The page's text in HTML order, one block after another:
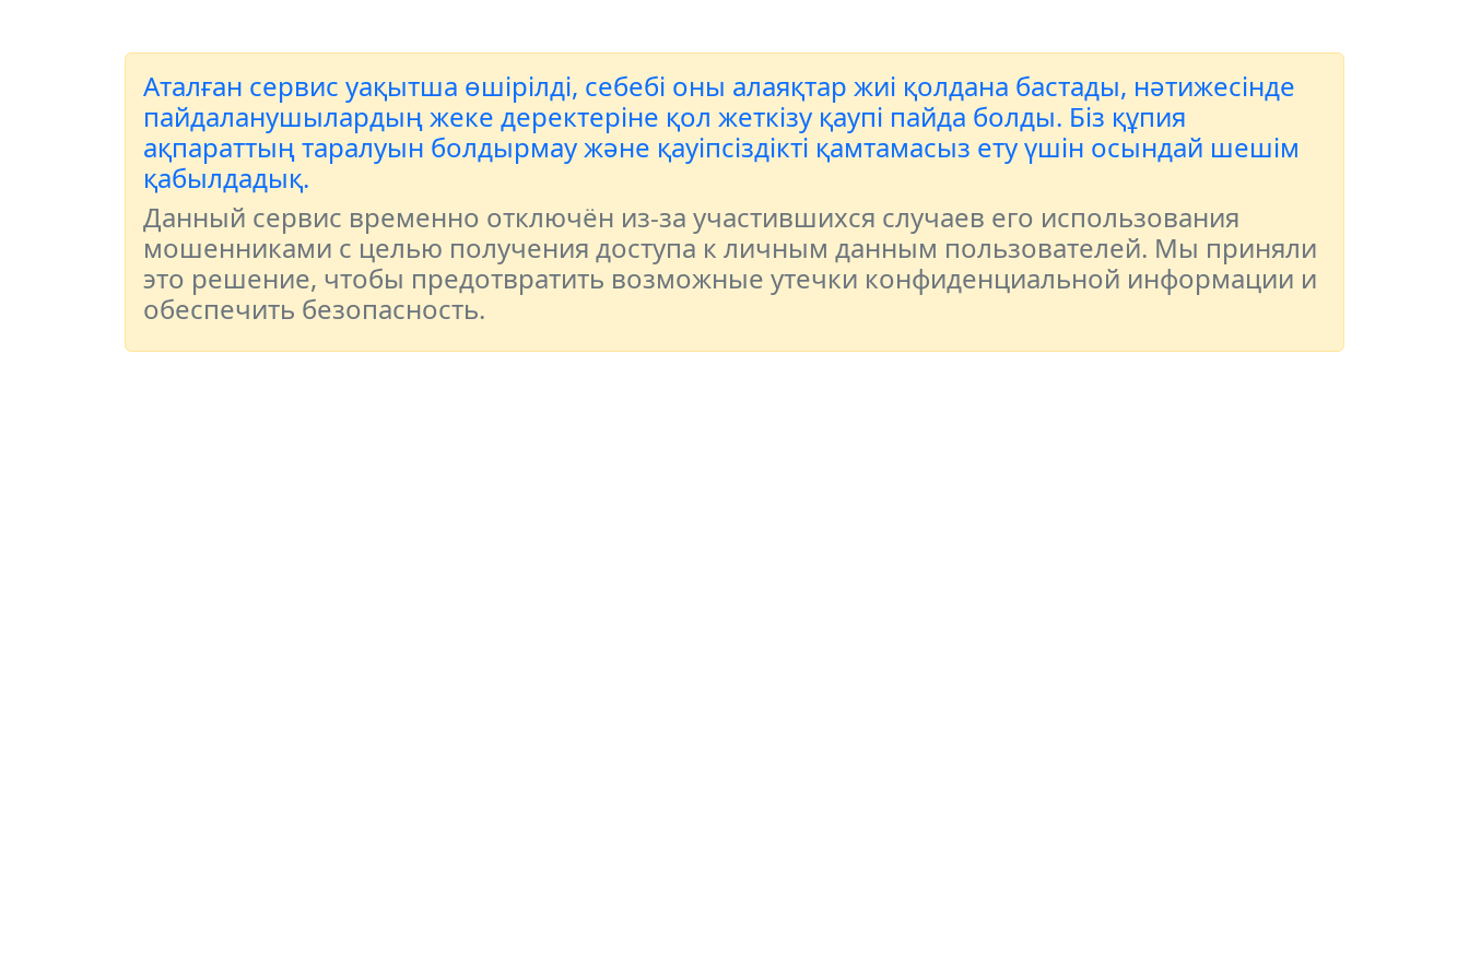
Аталған сервис уақытша өшірілді, себебі оны алаяқтар жиі қолдана бастады, нәтижесінде
пайдаланушылардың жеке деректеріне қол жеткізу қаупі пайда болды. Біз құпия
ақпараттың таралуын болдырмау және қауіпсіздікті қамтамасыз ету үшін осындай шешім
қабылдадық.
Данный сервис временно отключён из-за участившихся случаев его использования
мошенниками с целью получения доступа к личным данным пользователей. Мы приняли
это решение, чтобы предотвратить возможные утечки конфиденциальной информации и
обеспечить безопасность.